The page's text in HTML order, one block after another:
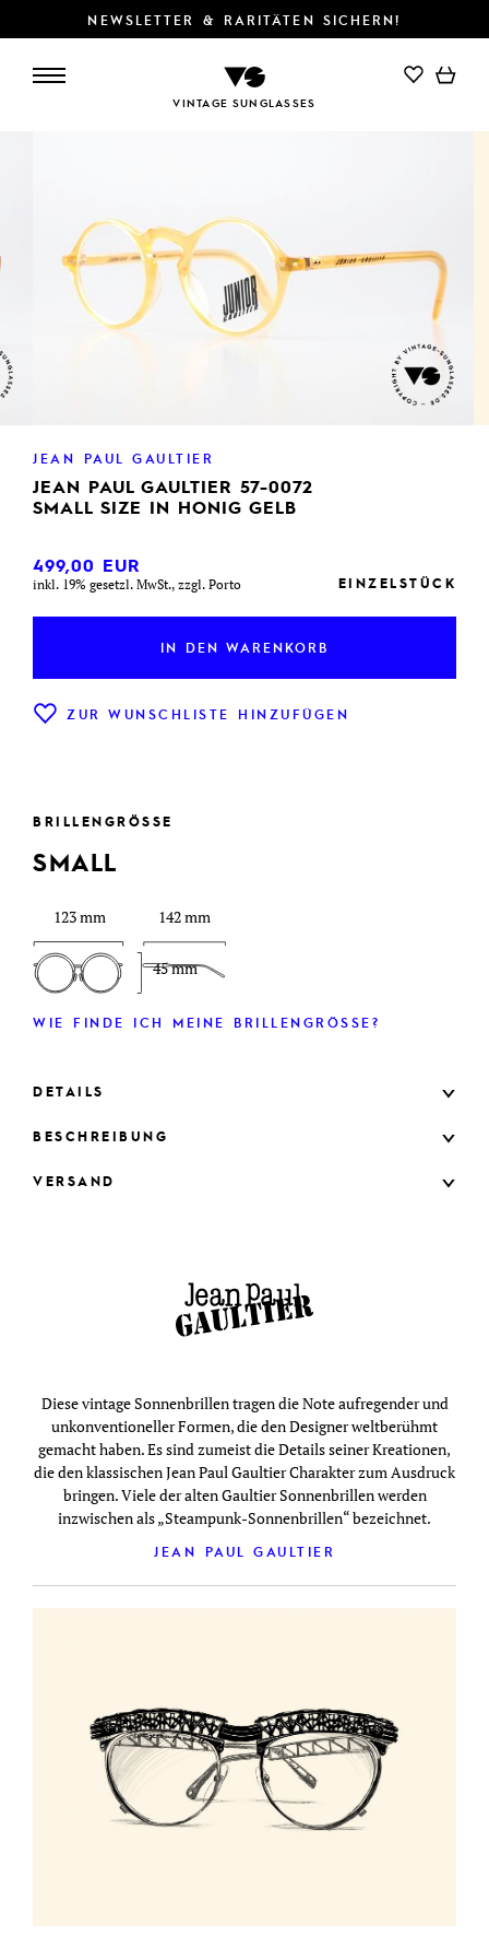
NEWSLETTER & RARITÄTEN SICHERN!
VINTAGE SUNGLASSES
IN DEN WARENKORB
JEAN PAUL GAULTIER
JEAN PAUL GAULTIER 57-0072
SMALL SIZE IN HONIG GELB
499,00 EUR
inkl. 19% gesetzl. MwSt., zzgl. Porto EINZELSTÜCK
IN DEN WARENKORB
ZUR WUNSCHLISTE HINZUFÜGEN
BRILLENGRÖSSE
SMALL
123 mm
45 mm
142 mm
WIE FINDE ICH MEINE BRILLENGRÖSSE?
DETAILS
BESCHREIBUNG
VERSAND
Diese vintage Sonnenbrillen tragen die Note aufregender und
unkonventioneller Formen, die den Designer weltberühmt
gemacht haben. Es sind zumeist die Details seiner Kreationen,
die den klassischen Jean Paul Gaultier Charakter zum Ausdruck
bringen. Viele der alten Gaultier Sonnenbrillen werden
inzwischen als „Steampunk-Sonnenbrillen“ bezeichnet.
JEAN PAUL GAULTIER